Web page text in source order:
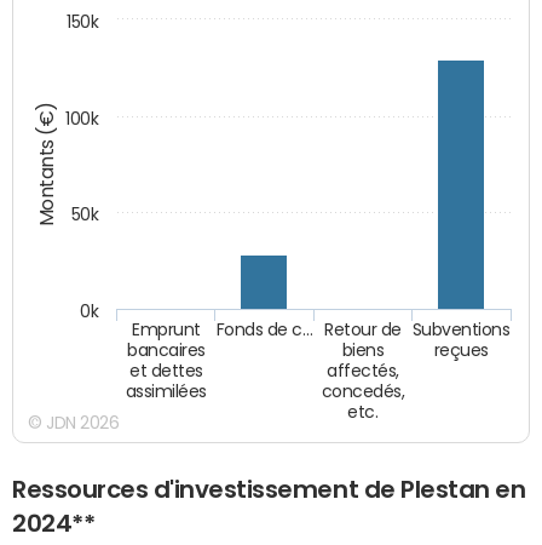
Montants (€)
Emprunt
bancaires
et dettes
assimilées
Fonds de c…
Retour de
biens
affectés,
concedés,
etc.
Subventions
reçues
0k
50k
100k
150k
© JDN 2026
Ressources d'investissement de Plestan en
2024**